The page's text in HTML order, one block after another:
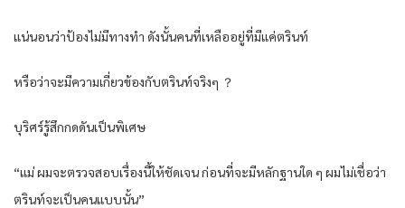
แน่นอนว่าป้องไม่มีทางทำ ดังนั้นคนที่เหลืออยู่ที่มีแค่ตรินท์
หรือว่าจะมีความเกี่ยวข้องกับตรินท์จริงๆ ？
บุริศร์รู้สึกกดดันเป็นพิเศษ
“แม่ ผมจะตรวจสอบเรื่องนี้ให้ชัดเจน ก่อนที่จะมีหลักฐานใด ๆ ผมไม่เชื่อว่า
ตรินท์จะเป็นคนแบบนั้น”